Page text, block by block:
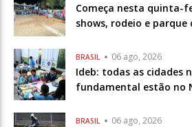
Começa nesta quinta-
shows, rodeio e parque
BRASIL 06 ago, 2026
Ideb: todas as cidades
fundamental estão no
BRASIL 06 ago, 2026